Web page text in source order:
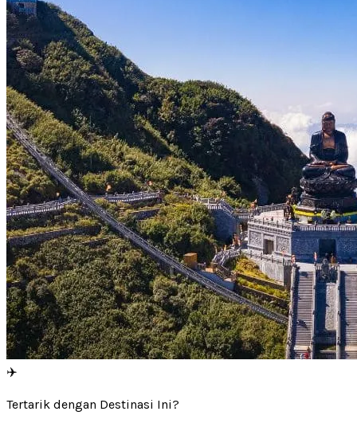
✈️
Tertarik dengan Destinasi Ini?